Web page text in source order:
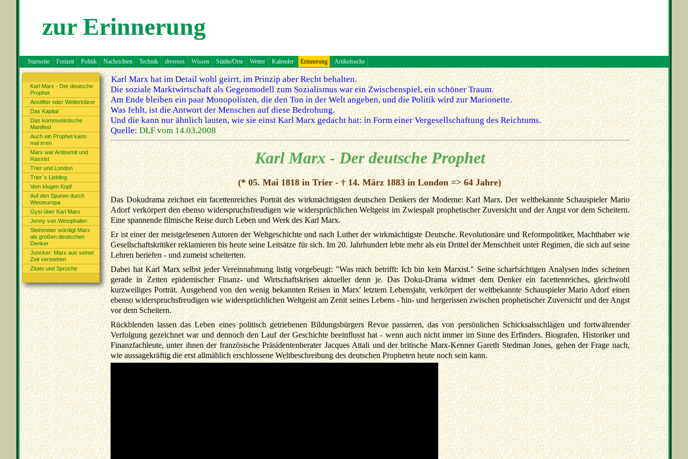
zur Erinnerung
Startseite Freizeit Politik Nachrichten Technik diverses Wissen Städte/Orte Wetter Kalender Erinnerung Artikelsuche
Karl Marx - Der deutsche
Prophet
Anstifter oder Welterklärer
Das Kapital
Das kommunistische
Manifest
Auch ein Prophet kann
mal irren
Marx war Antisemit und
Rassist
Trier und London
Trier`s Liebling
Vom klugen Kopf
Auf den Spuren durch
Westeuropa
Gysi über Karl Marx
Jenny von Westphalen
Steinmeier würdigt Marx
als großen deutschen
Denker
Juncker: Marx aus seiner
Zeit verstehen
Zitate und Sprüche
Karl Marx hat im Detail wohl geirrt, im Prinzip aber Recht behalten.
Die soziale Marktwirtschaft als Gegenmodell zum Sozialismus war ein Zwischenspiel, ein schöner Traum.
Am Ende bleiben ein paar Monopolisten, die den Ton in der Welt angeben, und die Politik wird zur Marionette.
Was fehlt, ist die Antwort der Menschen auf diese Bedrohung.
Und die kann nur ähnlich lauten, wie sie einst Karl Marx gedacht hat: in Form einer Vergesellschaftung des Reichtums.
Quelle:DLF vom 14.03.2008
Karl Marx - Der deutsche Prophet
(* 05. Mai 1818 in Trier - † 14. März 1883 in London => 64 Jahre)
Das Dokudrama zeichnet ein facettenreiches Porträt des wirkmächtigsten deutschen Denkers der Moderne: Karl Marx. Der weltbekannte Schauspieler Mario
Adorf verkörpert den ebenso widerspruchsfreudigen wie widersprüchlichen Weltgeist im Zwiespalt prophetischer Zuversicht und der Angst vor dem Scheitern.
Eine spannende filmische Reise durch Leben und Werk des Karl Marx.
Er ist einer der meistgelesenen Autoren der Weltgeschichte und nach Luther der wirkmächtigste Deutsche. Revolutionäre und Reformpolitiker, Machthaber wie
Gesellschaftskritiker reklamieren bis heute seine Leitsätze für sich. Im 20. Jahrhundert lebte mehr als ein Drittel der Menschheit unter Regimen, die sich auf seine
Lehren beriefen - und zumeist scheiterten.
Dabei hat Karl Marx selbst jeder Vereinnahmung listig vorgebeugt: "Was mich betrifft: Ich bin kein Marxist." Seine scharfsichtigen Analysen indes scheinen
gerade in Zeiten epidemischer Finanz- und Wirtschaftskrisen aktueller denn je. Das Doku-Drama widmet dem Denker ein facettenreiches, gleichwohl
kurzweiliges Porträt. Ausgehend von den wenig bekannten Reisen in Marx' letztem Lebensjahr, verkörpert der weltbekannte Schauspieler Mario Adorf einen
ebenso widerspruchsfreudigen wie widersprüchlichen Weltgeist am Zenit seines Lebens - hin- und hergerissen zwischen prophetischer Zuversicht und der Angst
vor dem Scheitern.
Rückblenden lassen das Leben eines politisch getriebenen Bildungsbürgers Revue passieren, das von persönlichen Schicksalsschlägen und fortwährender
Verfolgung gezeichnet war und dennoch den Lauf der Geschichte beeinflusst hat - wenn auch nicht immer im Sinne des Erfinders. Biografen, Historiker und
Finanzfachleute, unter ihnen der französische Präsidentenberater Jacques Attali und der britische Marx-Kenner Gareth Stedman Jones, gehen der Frage nach,
wie aussagekräftig die erst allmählich erschlossene Weltbeschreibung des deutschen Propheten heute noch sein kann.